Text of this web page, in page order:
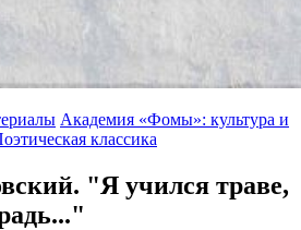
Академия «Фомы»: культура и
классика
"Я учился траве,